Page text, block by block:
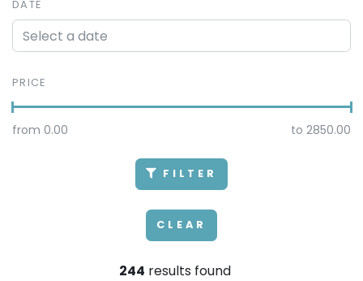
DATE
PRICE
from 0.00 to 2850.00
FILTER
CLEAR
244 results found